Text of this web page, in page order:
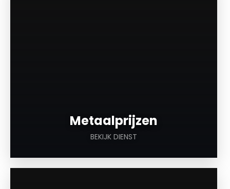
Metaalprijzen
BEKIJK DIENST